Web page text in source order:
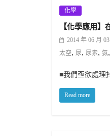
化學
【化學應用】
2014 年 06 月 03
太空, 尿, 尿素, 氨,
■我們亟欲處理
Read more